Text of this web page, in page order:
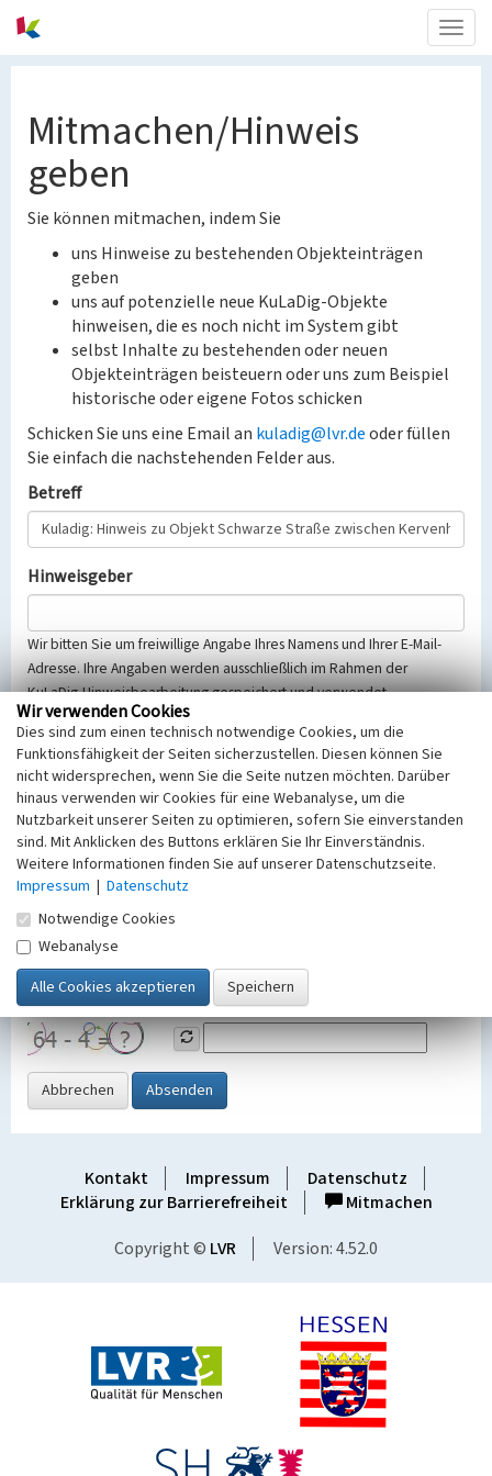
Mitmachen/Hinweis
geben
Sie können mitmachen, indem Sie
uns Hinweise zu bestehenden Objekteinträgen
geben
uns auf potenzielle neue KuLaDig-Objekte
hinweisen, die es noch nicht im System gibt
selbst Inhalte zu bestehenden oder neuen
Objekteinträgen beisteuern oder uns zum Beispiel
historische oder eigene Fotos schicken
Schicken Sie uns eine Email an kuladig@lvr.deoder füllen
Sie einfach die nachstehenden Felder aus.
Betreff
Hinweisgeber
Wir bitten Sie um freiwillige Angabe Ihres Namens und Ihrer E-Mail-
Adresse. Ihre Angaben werden ausschließlich im Rahmen der
KuLaDig-Hinweisbearbeitung gespeichert und verwendet.
Selbstverständlich werden diese entsprechend der Vorschriften des
Telemediengesetzes, des Datenschutzgesetzes NRW und der seit
dem 25.05.2018 gültigen Europäischen Datenschutzgrundverordnung
(EU-DSGVO) vertraulich behandelt, beachten Sie bitte unsere
Hinweise zumDatenschutz
Nachricht
SicherheitsabfrageTragen Sie unten das Rechenergebnis aus der
Grafik ein
Abbrechen Absenden
Kontakt Impressum
Datenschutz
Erklärung zur Barrierefreiheit
Mitmachen
Copyright © LVR Version: 4.52.0
Wir verwenden Cookies
Dies sind zum einen technisch notwendige Cookies, um die
Funktionsfähigkeit der Seiten sicherzustellen. Diesen können Sie
nicht widersprechen, wenn Sie die Seite nutzen möchten. Darüber
hinaus verwenden wir Cookies für eine Webanalyse, um die
Nutzbarkeit unserer Seiten zu optimieren, sofern Sie einverstanden
sind. Mit Anklicken des Buttons erklären Sie Ihr Einverständnis.
Weitere Informationen finden Sie auf unserer Datenschutzseite.
Impressum | Datenschutz
Notwendige Cookies
Webanalyse